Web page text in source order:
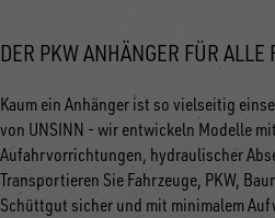
DER PKW ANHÄNGER FÜR ALLE
Kaum ein Anhänger ist so vielseitig
von UNSINN - wir entwickeln Modelle
Aufahrvorrichtungen, hydraulischer
Transportieren Sie Fahrzeuge, PKW,
Schüttgut sicher und mit minimalem